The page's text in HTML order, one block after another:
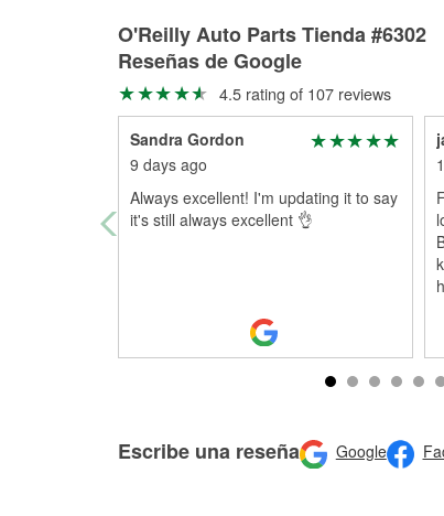
O'Reilly Auto Parts Tienda #6302
Reseñas de Google
4.5 rating of 107 reviews
Sandra Gordon
9 days ago
Always excellent! I'm updating it to say
it's still always excellent 👌
Escribe una reseña Google